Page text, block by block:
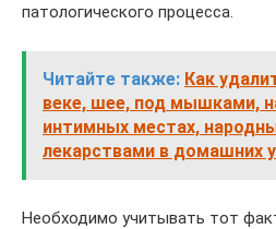
патологического процесса.
Читайте также: Как
веке, шее, под мышками,
интимных местах,
лекарствами в домашних
Необходимо учитывать тот